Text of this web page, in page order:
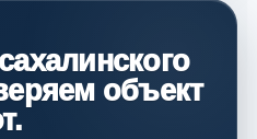
объект